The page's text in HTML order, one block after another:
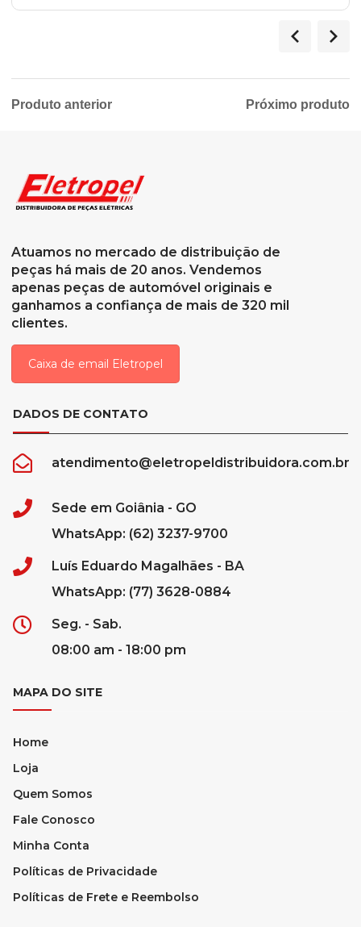
Produto anterior Próximo produto
Atuamos no mercado de distribuição de
peças há mais de 20 anos. Vendemos
apenas peças de automóvel originais e
ganhamos a confiança de mais de 320 mil
clientes.
Caixa de email Eletropel
DADOS DE CONTATO
atendimento@eletropeldistribuidora.com.br
Sede em Goiânia - GO
WhatsApp: (62) 3237-9700
Luís Eduardo Magalhães - BA
WhatsApp: (77) 3628-0884
Seg. - Sab.
08:00 am - 18:00 pm
MAPA DO SITE
Home
Loja
Quem Somos
Fale Conosco
Minha Conta
Políticas de Privacidade
Políticas de Frete e Reembolso